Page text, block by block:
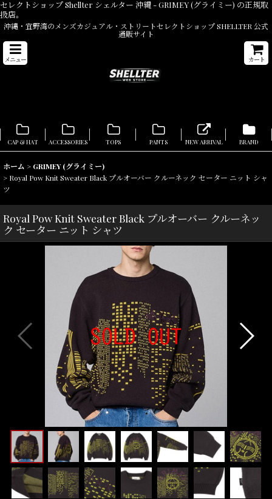
セレクトショップ Shellter シェルター 沖縄 - GRIMEY (グライミー) の正規取
扱店。
沖縄・宜野湾のメンズカジュアル・ストリートセレクトショップ SHELLTER 公式
通販サイト
メニュー カート
CAP & HAT ACCESSORIES TOPS PANTS NEW ARRIVAL BRAND
ホーム > GRIMEY (グライミー)
> Royal Pow Knit Sweater Black プルオーバー クルーネック セーター ニット シャ
ツ
Royal Pow Knit Sweater Black プルオーバー クルーネッ
ク セーター ニット シャツ